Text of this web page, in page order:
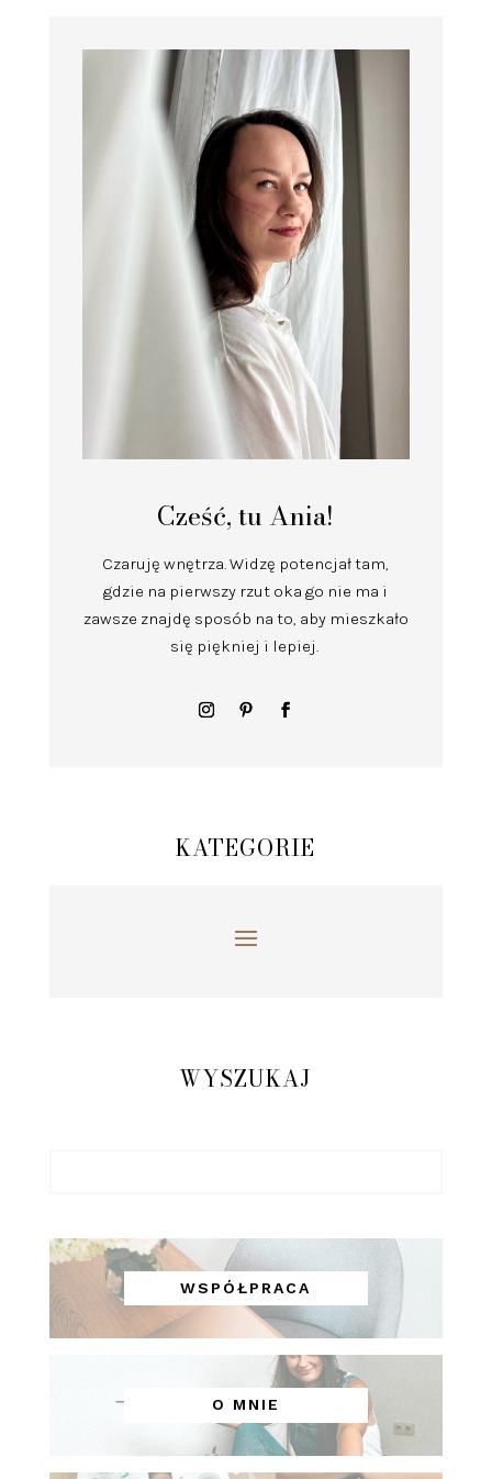
Cześć, tu Ania!
Czaruję wnętrza.Widzę potencjał tam,
gdzie na pierwszy rzut oka go nie ma i
zawsze znajdę sposób na to, aby mieszkało
się piękniej i lepiej.
KATEGORIE
WYSZUKAJ
WSPÓŁPRACA
O MNIE